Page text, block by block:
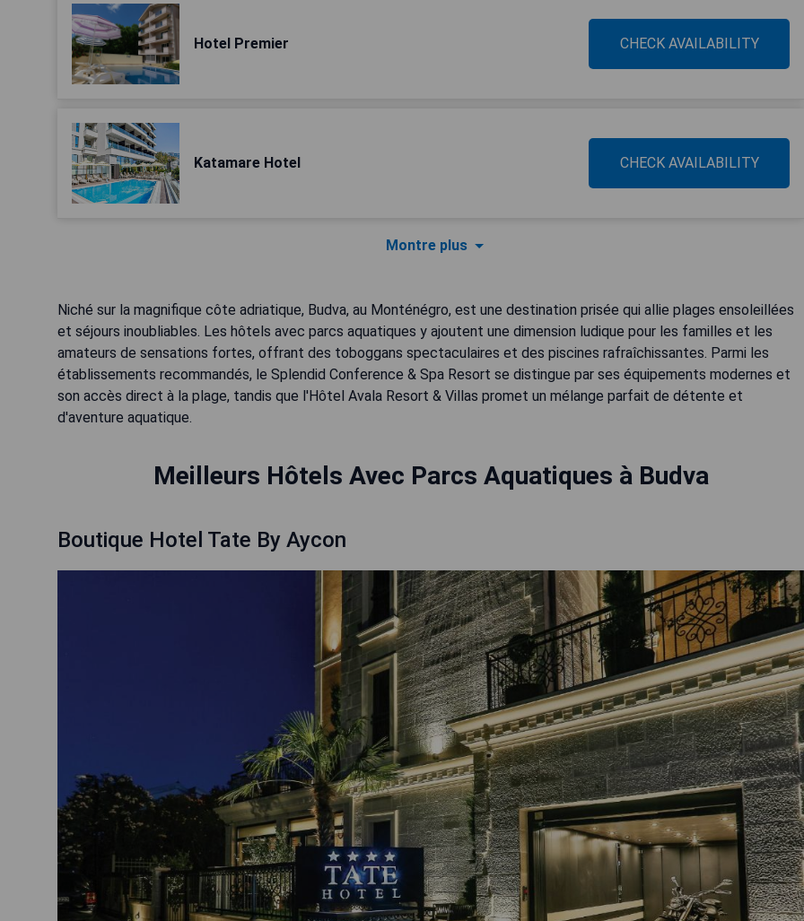
Hotel Premier CHECK AVAILABILITY
Katamare Hotel CHECK AVAILABILITY
Montre plus
Niché sur la magnifique côte adriatique, Budva, au Monténégro, est une destination prisée qui allie plages ensoleillées
et séjours inoubliables. Les hôtels avec parcs aquatiques y ajoutent une dimension ludique pour les familles et les
amateurs de sensations fortes, offrant des toboggans spectaculaires et des piscines rafraîchissantes. Parmi les
établissements recommandés, le Splendid Conference & Spa Resort se distingue par ses équipements modernes et
son accès direct à la plage, tandis que l'Hôtel Avala Resort & Villas promet un mélange parfait de détente et
d'aventure aquatique.
Meilleurs Hôtels Avec Parcs Aquatiques à Budva
Boutique Hotel Tate By Aycon